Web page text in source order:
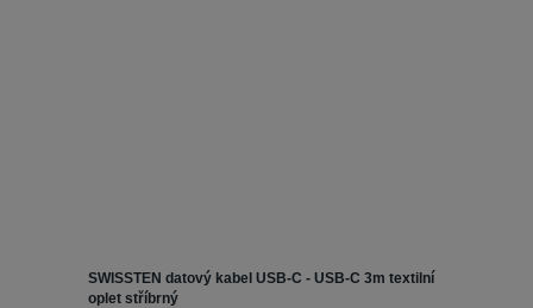
SWISSTEN datový kabel USB-C - USB-C 3m textilní
oplet stříbrný